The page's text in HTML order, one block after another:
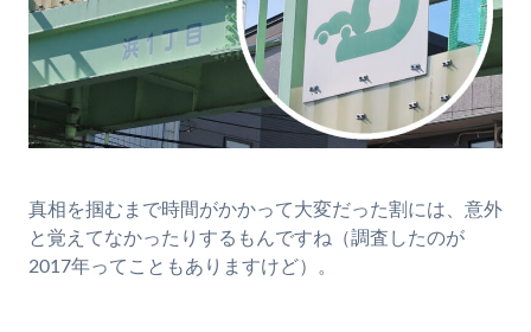
真相を掴むまで時間がかかって大変だった割には、意外
と覚えてなかったりするもんですね（調査したのが
2017年ってこともありますけど）。